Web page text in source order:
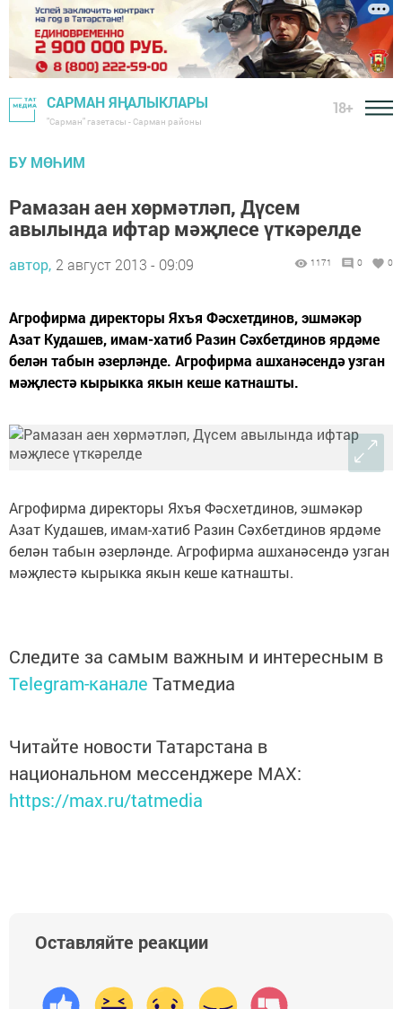
САРМАН ЯҢАЛЫКЛАРЫ
"Сарман" газетасы - Сарман районы
18+
БУ МӨҺИМ
Рамазан аен хөрмәтләп, Дүсем
авылында ифтар мәҗлесе үткәрелде
автор, 2 август 2013 - 09:09 1171 0 0
Агрофирма директоры Яхъя Фәсхетдинов, эшмәкәр
Азат Кудашев, имам-хатиб Разин Сәхбетдинов ярдәме
белән табын әзерләнде. Агрофирма ашханәсендә узган
мәҗлестә кырыкка якын кеше катнашты.
Агрофирма директоры Яхъя Фәсхетдинов, эшмәкәр
Азат Кудашев, имам-хатиб Разин Сәхбетдинов ярдәме
белән табын әзерләнде. Агрофирма ашханәсендә узган
мәҗлестә кырыкка якын кеше катнашты.
Следите за самым важным и интересным в
Telegram-канале Татмедиа
Читайте новости Татарстана в
национальном мессенджере MАХ:
https://max.ru/tatmedia
Оставляйте реакции